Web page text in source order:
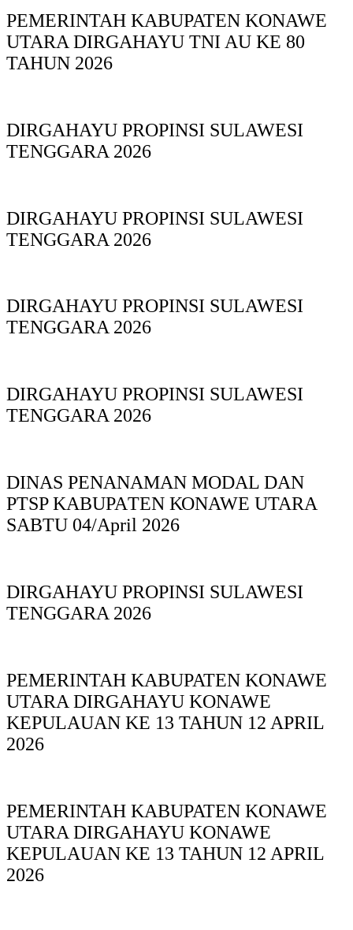
PEMERINTAH KABUPATEN KONAWE
UTARA DIRGAHAYU TNI AU KE 80
TAHUN 2026
DIRGAHAYU PROPINSI SULAWESI
TENGGARA 2026
DIRGAHAYU PROPINSI SULAWESI
TENGGARA 2026
DIRGAHAYU PROPINSI SULAWESI
TENGGARA 2026
DIRGAHAYU PROPINSI SULAWESI
TENGGARA 2026
DINAS PΕΝΑΝΑΜAN MODAL DAN
PTSP KABUPAΤΕΝ ΚΟNAWE UTARA
SABTU 04/April 2026
DIRGAHAYU PROPINSI SULAWESI
TENGGARA 2026
PEMERINTAH KABUPATEN KONAWE
UTARA DIRGAHAYU KONAWE
KEPULAUAN KE 13 TAHUN 12 APRIL
2026
PEMERINTAH KABUPATEN KONAWE
UTARA DIRGAHAYU KONAWE
KEPULAUAN KE 13 TAHUN 12 APRIL
2026